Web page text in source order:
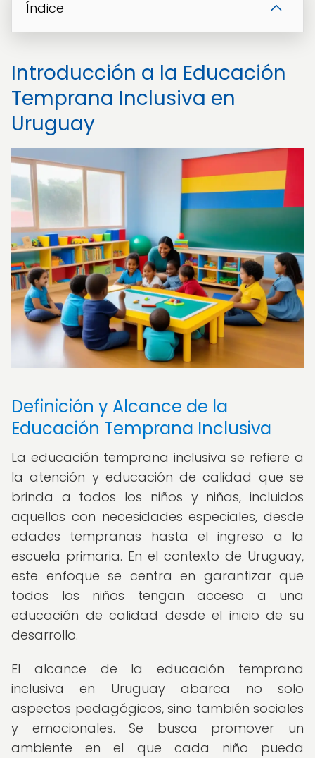
Índice
Introducción a la Educación
Temprana Inclusiva en
Uruguay
Definición y Alcance de la
Educación Temprana Inclusiva
La educación temprana inclusiva se refiere a
la atención y educación de calidad que se
brinda a todos los niños y niñas, incluidos
aquellos con necesidades especiales, desde
edades tempranas hasta el ingreso a la
escuela primaria. En el contexto de Uruguay,
este enfoque se centra en garantizar que
todos los niños tengan acceso a una
educación de calidad desde el inicio de su
desarrollo.
El alcance de la educación temprana
inclusiva en Uruguay abarca no solo
aspectos pedagógicos, sino también sociales
y emocionales. Se busca promover un
ambiente en el que cada niño pueda